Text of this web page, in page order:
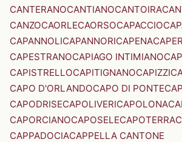
CANTERANOCANTIANOCANTOIRA
CANZOCAORLECAORSOCAPACCIO
CAPANNOLICAPANNORICAPENA
CAPESTRANOCAPIAGO INTIMIANO
CAPISTRELLOCAPITIGNANOCAPIZZI
CAPO D'ORLANDOCAPO DI PONTE
CAPODRISECAPOLIVERICAPOLONA
CAPORCIANOCAPOSELECAPOTERRA
CAPPADOCIACAPPELLA CANTONE